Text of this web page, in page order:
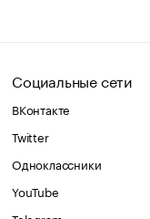
Социальные сети
ВКонтакте
Twitter
Одноклассники
YouTube